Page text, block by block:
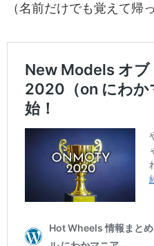
（名前だけでも覚えて帰